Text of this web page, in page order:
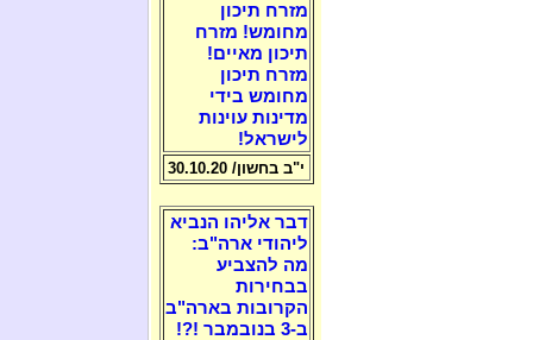
מזרח תיכון
מחומש! מזרח
תיכון מאיים!
מזרח תיכון
מחומש בידי
מדינות עוינות
לישראל!
י"ב בחשון/ 30.10.20
דבר אליהו הנביא
ליהודי ארה"ב:
מה להצביע
בבחירות
הקרובות בארה"ב
ב-3 בנובמבר !?!